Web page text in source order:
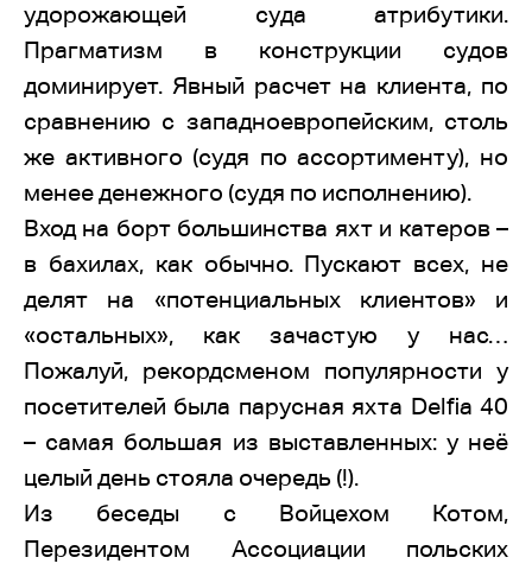
удорожающей суда атрибутики.
Прагматизм в конструкции судов
доминирует. Явный расчет на клиента, по
сравнению с западноевропейским, столь
же активного (судя по ассортименту), но
менее денежного (судя по исполнению).
Вход на борт большинства яхт и катеров –
в бахилах, как обычно. Пускают всех, не
делят на «потенциальных клиентов» и
«остальных», как зачастую у нас…
Пожалуй, рекордсменом популярности у
посетителей была парусная яхта Delfia 40
– самая большая из выставленных: у неё
целый день стояла очередь (!).
Из беседы с Войцехом Котом,
Перезидентом Ассоциации польских